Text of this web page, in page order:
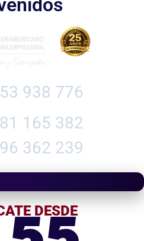
938 776
165 382
362 239
DESDE